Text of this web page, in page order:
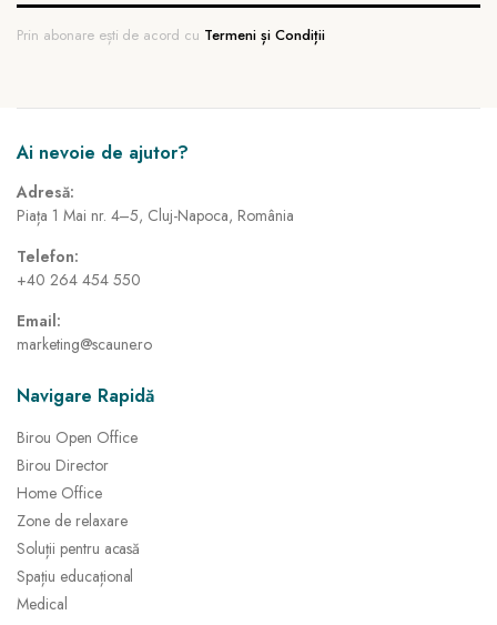
Prin abonare ești de acord cu Termeni și Condiții
Ai nevoie de ajutor?
Adresă:
Piața 1 Mai nr. 4–5, Cluj-Napoca, România
Telefon:
+40 264 454 550
Email:
marketing@scaune.ro
Navigare Rapidă
Birou Open Office
Birou Director
Home Office
Zone de relaxare
Soluții pentru acasă
Spațiu educațional
Medical